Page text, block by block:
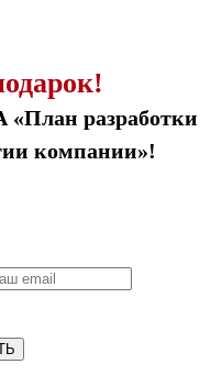
разработки
компании»!